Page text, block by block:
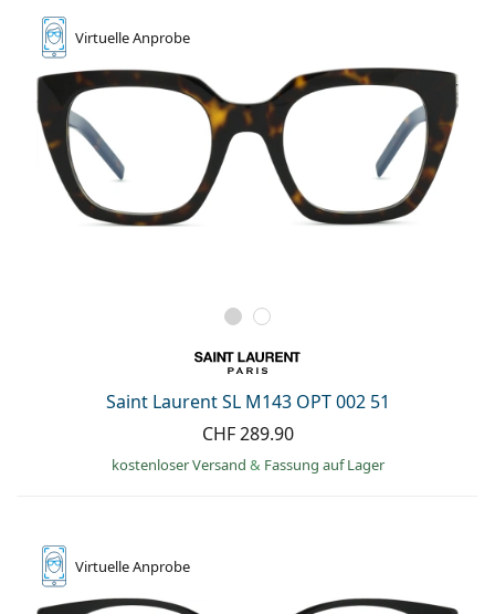
VirtuelleAnprobe
Saint Laurent SL M143 OPT 002 51
CHF 289.90
kostenloser Versand & Fassung auf Lager
VirtuelleAnprobe